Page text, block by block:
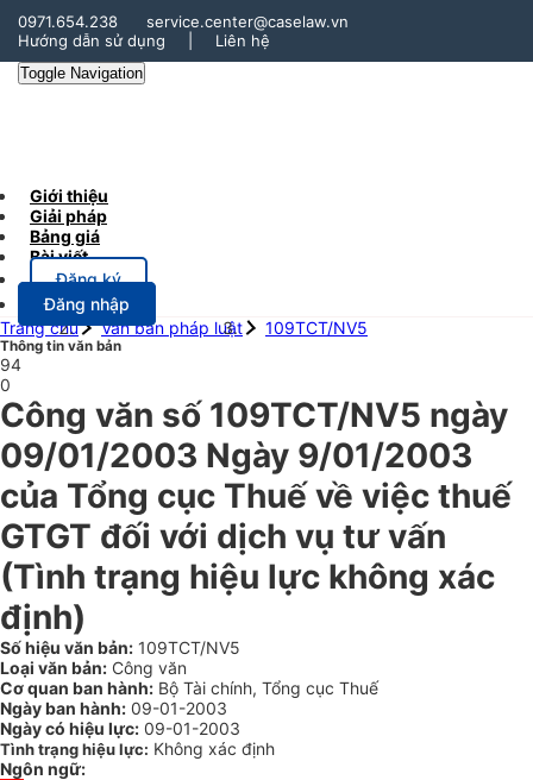
0971.654.238
service.center@caselaw.vn
Hướng dẫn sử dụng
Liên hệ
Toggle Navigation
Giới thiệu
Giải pháp
Bảng giá
Bài viết
Đăng ký
Đăng nhập
Trang chủ
Văn bản pháp luật 109TCT/NV5
Thông tin văn bản
94
0
Công văn số 109TCT/NV5 ngày
09/01/2003 Ngày 9/01/2003
của Tổng cục Thuế về việc thuế
GTGT đối với dịch vụ tư vấn
(Tình trạng hiệu lực không xác
định)
Số hiệu văn bản: 109TCT/NV5
Loại văn bản: Công văn
Cơ quan ban hành: Bộ Tài chính, Tổng cục Thuế
Ngày ban hành: 09-01-2003
Ngày có hiệu lực: 09-01-2003
Tình trạng hiệu lực: Không xác định
Ngôn ngữ: